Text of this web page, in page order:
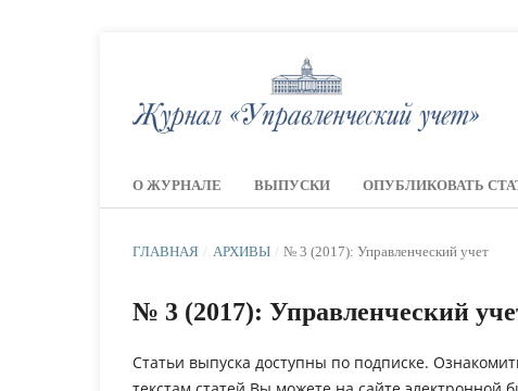
О ЖУРНАЛЕ ВЫПУСКИ ОПУБЛИКОВАТЬ
ГЛАВНАЯ / АРХИВЫ / № 3 (2017): Управленческий учет
№ 3 (2017): Управленческий
Статьи выпуска доступны по подписке.